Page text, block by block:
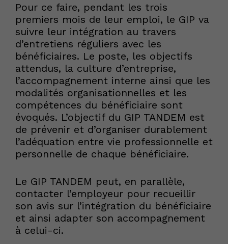
Pour ce faire, pendant les trois
premiers mois de leur emploi, le GIP va
suivre leur intégration au travers
d’entretiens réguliers avec les
bénéficiaires. Le poste, les objectifs
attendus, la culture d’entreprise,
l’accompagnement interne ainsi que les
modalités organisationnelles et les
compétences du bénéficiaire sont
évoqués. L’objectif du GIP TANDEM est
de prévenir et d’organiser durablement
l’adéquation entre vie professionnelle et
personnelle de chaque bénéficiaire.
Le GIP TANDEM peut, en parallèle,
contacter l’employeur pour recueillir
son avis sur l’intégration du bénéficiaire
et ainsi adapter son accompagnement
à celui-ci.